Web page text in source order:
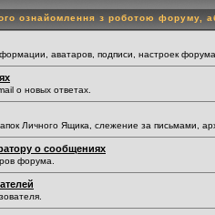
ознайомлення з роботою форуму,
аватаров, подписи, настроек
о новых ответах.
Личного Ящика, слежение за письмами,
о сообщениях
форума.